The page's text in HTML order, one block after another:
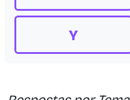
Y